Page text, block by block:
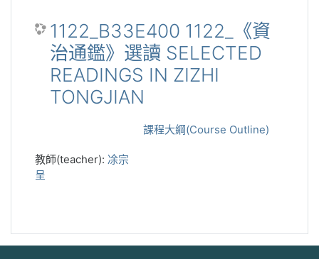
1122_B33E400 1122_《資
治通鑑》選讀 SELECTED
READINGS IN ZIZHI
TONGJIAN
課程大綱(Course Outline)
教師(teacher): 凃宗
呈